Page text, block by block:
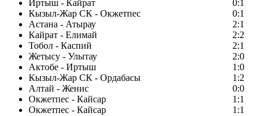
Иртыш - Кайрат
0:1
Кызыл-Жар СК - Окжетпес
0:1
Астана - Атырау
2:1
Кайрат - Елимай
2:2
Тобол - Каспий
2:1
Жетысу - Улытау
2:0
Актобе - Иртыш
1:0
Кызыл-Жар СК - Ордабасы
1:2
Алтай - Женис
0:0
Окжетпес - Кайсар
1:1
Окжетпес - Кайсар
1:1